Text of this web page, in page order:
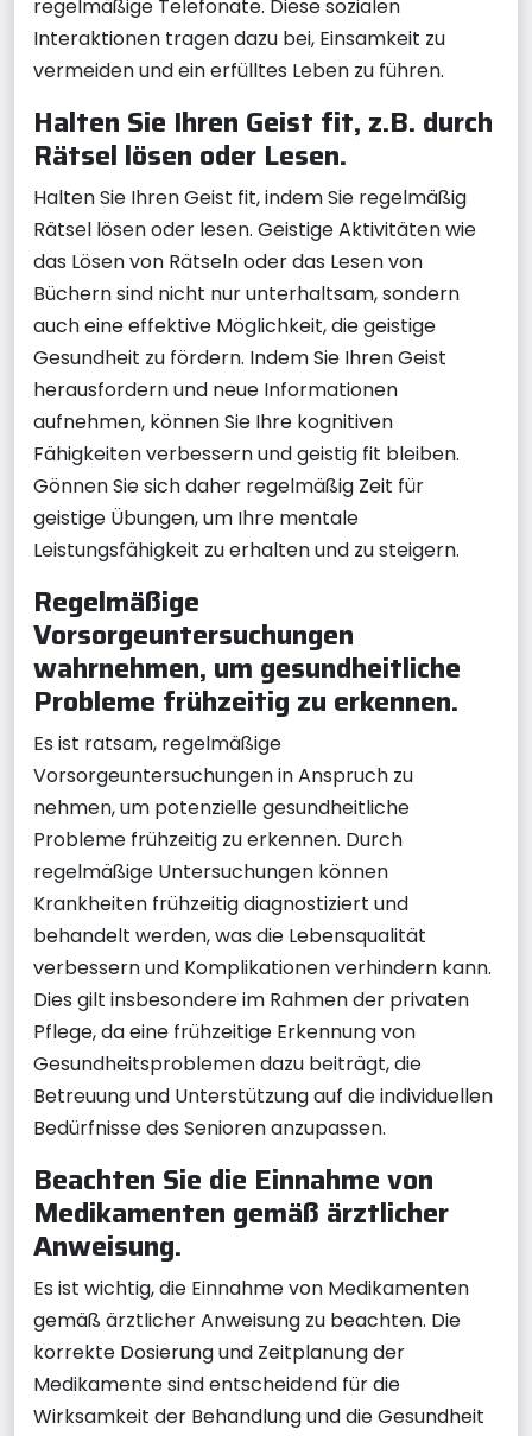
regelmäßige Telefonate. Diese sozialen
Interaktionen tragen dazu bei, Einsamkeit zu
vermeiden und ein erfülltes Leben zu führen.
Halten Sie Ihren Geist fit, z.B. durch
Rätsel lösen oder Lesen.
Halten Sie Ihren Geist fit, indem Sie regelmäßig
Rätsel lösen oder lesen. Geistige Aktivitäten wie
das Lösen von Rätseln oder das Lesen von
Büchern sind nicht nur unterhaltsam, sondern
auch eine effektive Möglichkeit, die geistige
Gesundheit zu fördern. Indem Sie Ihren Geist
herausfordern und neue Informationen
aufnehmen, können Sie Ihre kognitiven
Fähigkeiten verbessern und geistig fit bleiben.
Gönnen Sie sich daher regelmäßig Zeit für
geistige Übungen, um Ihre mentale
Leistungsfähigkeit zu erhalten und zu steigern.
Regelmäßige
Vorsorgeuntersuchungen
wahrnehmen, um gesundheitliche
Probleme frühzeitig zu erkennen.
Es ist ratsam, regelmäßige
Vorsorgeuntersuchungen in Anspruch zu
nehmen, um potenzielle gesundheitliche
Probleme frühzeitig zu erkennen. Durch
regelmäßige Untersuchungen können
Krankheiten frühzeitig diagnostiziert und
behandelt werden, was die Lebensqualität
verbessern und Komplikationen verhindern kann.
Dies gilt insbesondere im Rahmen der privaten
Pflege, da eine frühzeitige Erkennung von
Gesundheitsproblemen dazu beiträgt, die
Betreuung und Unterstützung auf die individuellen
Bedürfnisse des Senioren anzupassen.
Beachten Sie die Einnahme von
Medikamenten gemäß ärztlicher
Anweisung.
Es ist wichtig, die Einnahme von Medikamenten
gemäß ärztlicher Anweisung zu beachten. Die
korrekte Dosierung und Zeitplanung der
Medikamente sind entscheidend für die
Wirksamkeit der Behandlung und die Gesundheit